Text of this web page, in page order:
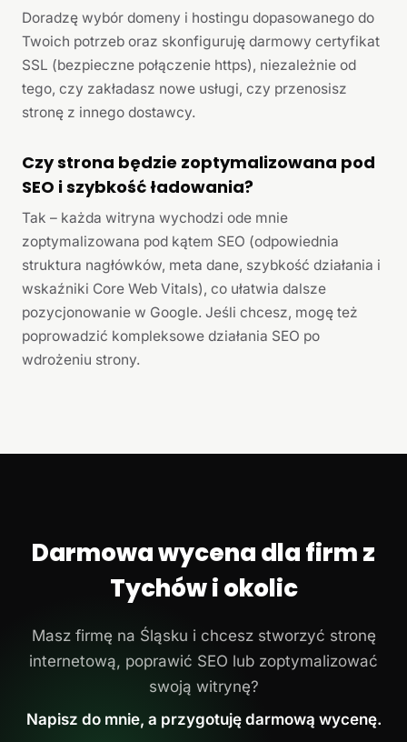
Doradzę wybór domeny i hostingu dopasowanego do
Twoich potrzeb oraz skonfiguruję darmowy certyfikat
SSL (bezpieczne połączenie https), niezależnie od
tego, czy zakładasz nowe usługi, czy przenosisz
stronę z innego dostawcy.
Czy strona będzie zoptymalizowana pod
SEO i szybkość ładowania?
Tak – każda witryna wychodzi ode mnie
zoptymalizowana pod kątem SEO (odpowiednia
struktura nagłówków, meta dane, szybkość działania i
wskaźniki Core Web Vitals), co ułatwia dalsze
pozycjonowanie w Google. Jeśli chcesz, mogę też
poprowadzić kompleksowe działania SEO po
wdrożeniu strony.
Darmowa wycena dla firm z
Tychów i okolic
Masz firmę na Śląsku i chcesz stworzyć stronę
internetową, poprawić SEO lub zoptymalizować
swoją witrynę?
Napisz do mnie, a przygotuję darmową wycenę.